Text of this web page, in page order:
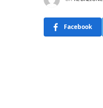
Facebook